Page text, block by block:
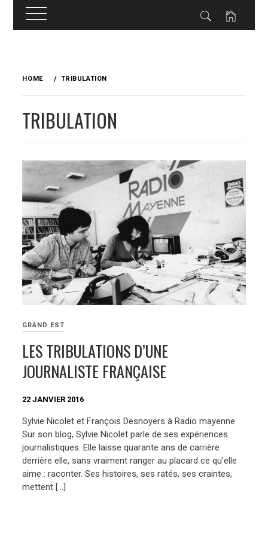
HOME TRIBULATION
TRIBULATION
GRAND EST
LES TRIBULATIONS D’UNE
JOURNALISTE FRANÇAISE
22 JANVIER 2016
Sylvie Nicolet et François Desnoyers à Radio mayenne
Sur son blog, Sylvie Nicolet parle de ses expériences
journalistiques. Elle laisse quarante ans de carrière
derrière elle, sans vraiment ranger au placard ce qu’elle
aime : raconter. Ses histoires, ses ratés, ses craintes,
mettent […]